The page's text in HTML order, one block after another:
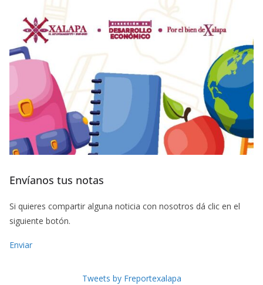
Envíanos tus notas
Si quieres compartir alguna noticia con nosotros dá clic en el
siguiente botón.
Enviar
Tweets by Freportexalapa